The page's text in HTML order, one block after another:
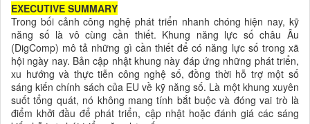
EXECUTIVE SUMMARY
Trong bối cảnh công nghệ phát triển nhanh chóng hiện nay, kỹ
năng số là vô cùng cần thiết. Khung năng lực số châu Âu
(DigComp) mô tả những gì cần thiết để có năng lực số trong xã
hội ngày nay. Bản cập nhật khung này đáp ứng những phát triển,
xu hướng và thực tiễn công nghệ số, đồng thời hỗ trợ một số
sáng kiến chính sách của EU về kỹ năng số. Là một khung xuyên
suốt tổng quát, nó không mang tính bắt buộc và đóng vai trò là
điểm khởi đầu để phát triển, cập nhật hoặc đánh giá các sáng